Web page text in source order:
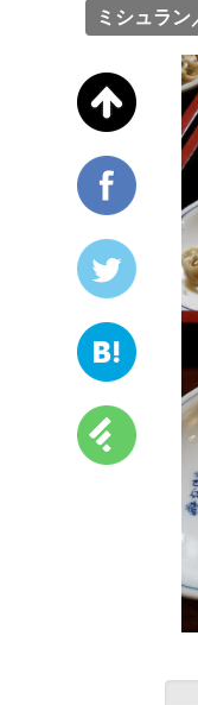
ミシュラ